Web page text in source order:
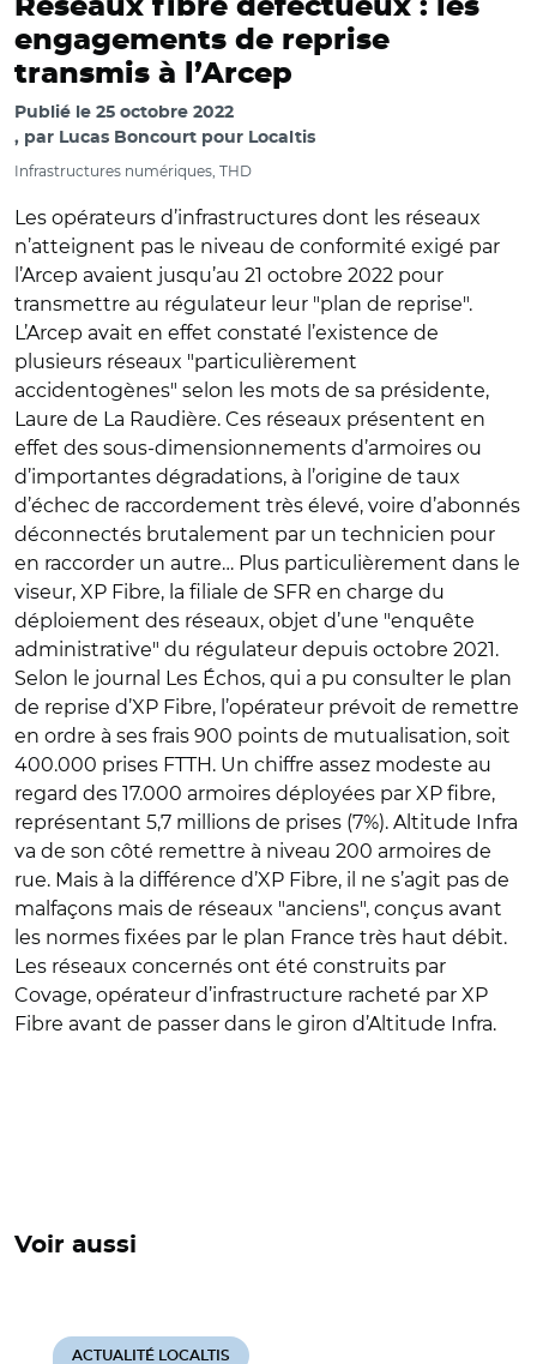
Réseaux fibre défectueux : les
engagements de reprise
transmis à l’Arcep
Publié le 25 octobre 2022
par Lucas Boncourt pour Localtis
Infrastructures numériques, THD
Les opérateurs d’infrastructures dont les réseaux
n’atteignent pas le niveau de conformité exigé par
l’Arcep avaient jusqu’au 21 octobre 2022 pour
transmettre au régulateur leur "plan de reprise".
L’Arcep avait en effet constaté l’existence de
plusieurs réseaux "particulièrement
accidentogènes" selon les mots de sa présidente,
Laure de La Raudière. Ces réseaux présentent en
effet des sous-dimensionnements d’armoires ou
d’importantes dégradations, à l’origine de taux
d’échec de raccordement très élevé, voire d’abonnés
déconnectés brutalement par un technicien pour
en raccorder un autre… Plus particulièrement dans le
viseur, XP Fibre, la filiale de SFR en charge du
déploiement des réseaux, objet d’une "enquête
administrative" du régulateur depuis octobre 2021.
Selon le journal Les Échos, qui a pu consulter le plan
de reprise d’XP Fibre, l’opérateur prévoit de remettre
en ordre à ses frais 900 points de mutualisation, soit
400.000 prises FTTH. Un chiffre assez modeste au
regard des 17.000 armoires déployées par XP fibre,
représentant 5,7 millions de prises (7%). Altitude Infra
va de son côté remettre à niveau 200 armoires de
rue. Mais à la différence d’XP Fibre, il ne s’agit pas de
malfaçons mais de réseaux "anciens", conçus avant
les normes fixées par le plan France très haut débit.
Les réseaux concernés ont été construits par
Covage, opérateur d’infrastructure racheté par XP
Fibre avant de passer dans le giron d’Altitude Infra.
Voir aussi
ACTUALITÉ LOCALTIS